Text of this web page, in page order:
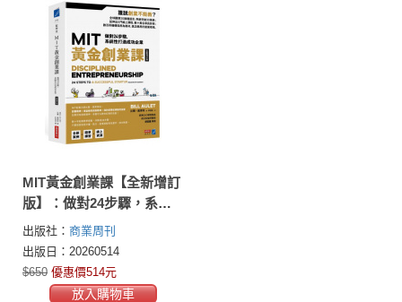
MIT黃金創業課【全新增訂
版】：做對24步驟，系統
性打造成功企業
出版社： 商業周刊
出版日：20260514
$650 優惠價514元
放入購物車